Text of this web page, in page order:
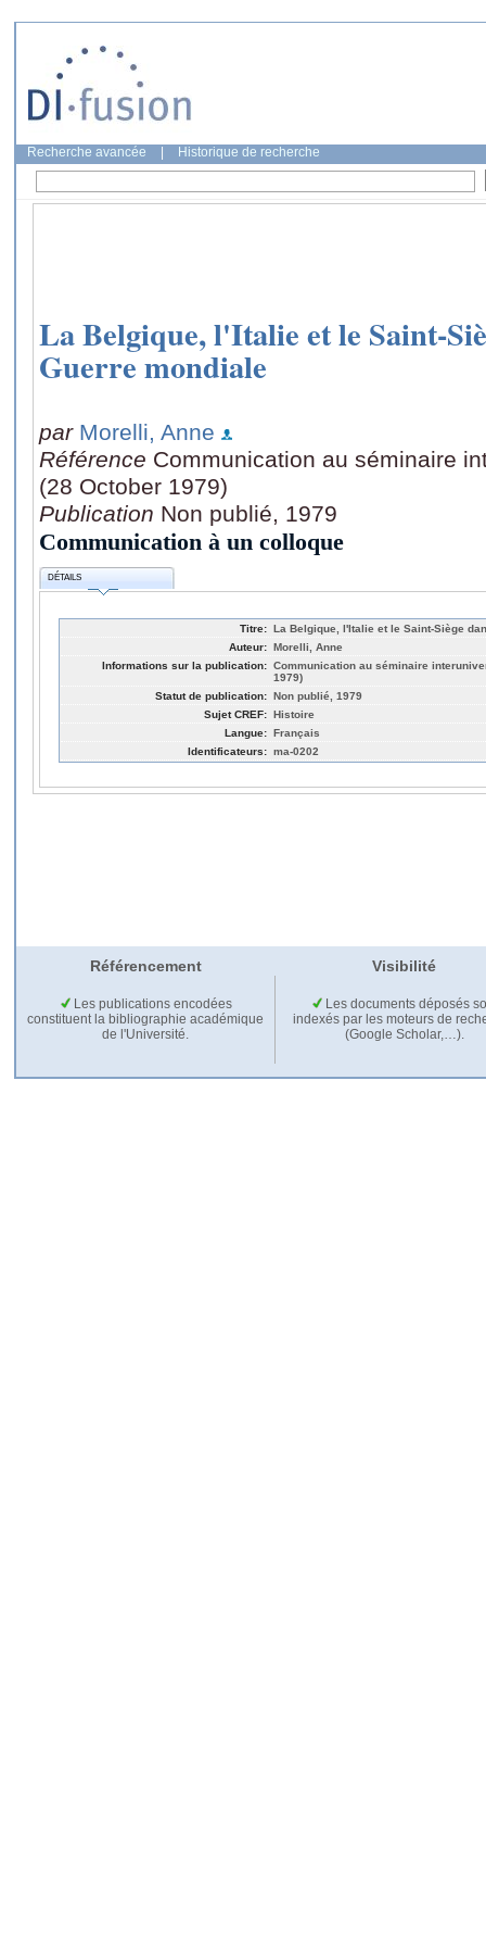
Recherche avancée Historique de recherche
La Belgique, l'Italie et le Saint-
Guerre mondiale
par Morelli, Anne
Référence Communication au séminaire
(28 October 1979)
Publication Non publié, 1979
Communication à un colloque
DÉTAILS
Titre: La Belgique, l'Italie et le Saint-Siège
Auteur: Morelli, Anne
Informations sur la publication: Communication au séminaire
1979)
Statut de publication: Non publié, 1979
Sujet CREF: Histoire
Langue: Français
Identificateurs: ma-0202
Référencement Visibilité
Les publications encodées
constituent la bibliographie académique
de l'Université.
Les documents déposés
indexés par les moteurs de
(Google Scholar,…).